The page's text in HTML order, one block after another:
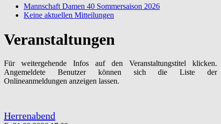
Mannschaft Damen 40 Sommersaison 2026
Keine aktuellen Mitteilungen
Veranstaltungen
Für weitergehende Infos auf den Veranstaltungstitel klicken.
Angemeldete Benutzer können sich die Liste der
Onlineanmeldungen anzeigen lassen.
Herrenabend